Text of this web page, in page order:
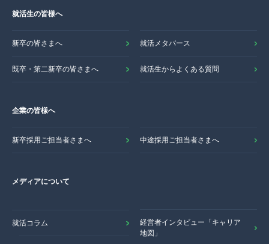
就活生の皆様へ
新卒の皆さまへ 就活メタバース
既卒・第二新卒の皆さまへ 就活生からよくある質問
企業の皆様へ
新卒採用ご担当者さまへ 中途採用ご担当者さまへ
メディアについて
就活コラム
経営者インタビュー「キャリア
地図」